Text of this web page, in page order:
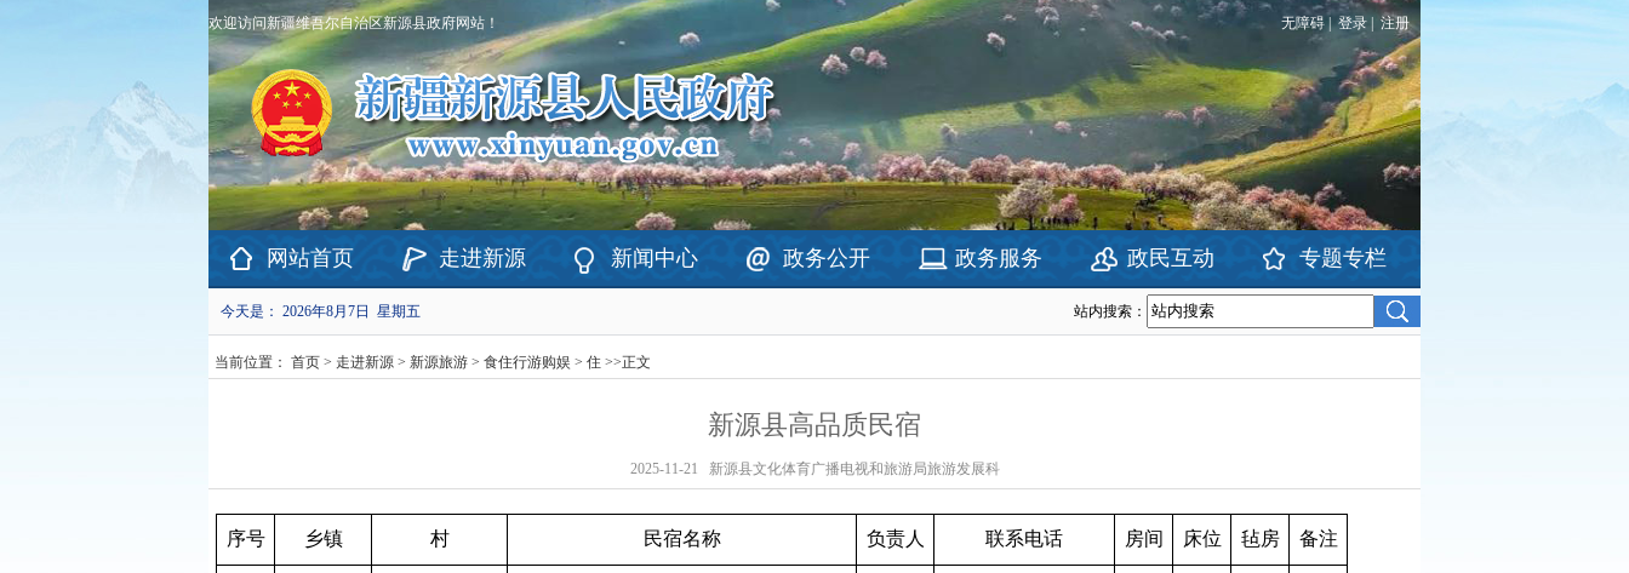
欢迎访问新疆维吾尔自治区新源县政府网站！ 无障碍 | 登录 注册
网站首页 走进新源 新闻中心 政务公开 政务服务 政民互动 专题专栏
今天是： 2026年8月7日 星期五 站内搜索：
当前位置： 首页 > 走进新源 > 新源旅游 > 食住行游购娱 > 住 >>正文
新源县高品质民宿
2025-11-21 新源县文化体育广播电视和旅游局旅游发展科
序号 乡镇 村 民宿名称 负责人 联系电话 房间 床位 毡房 备注